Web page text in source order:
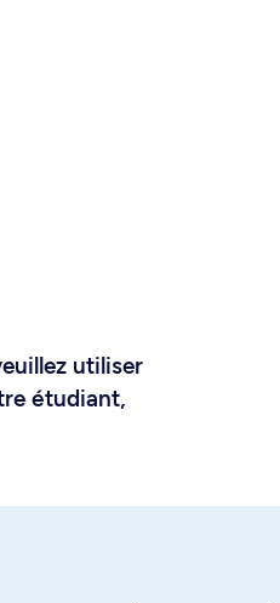
utiliser
étudiant,